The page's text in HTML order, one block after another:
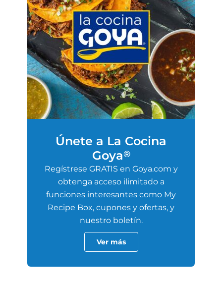
Únete a La Cocina
Goya®
Regístrese GRATIS en Goya.com y
obtenga acceso ilimitado a
funciones interesantes como My
Recipe Box, cupones y ofertas, y
nuestro boletín.
Ver más